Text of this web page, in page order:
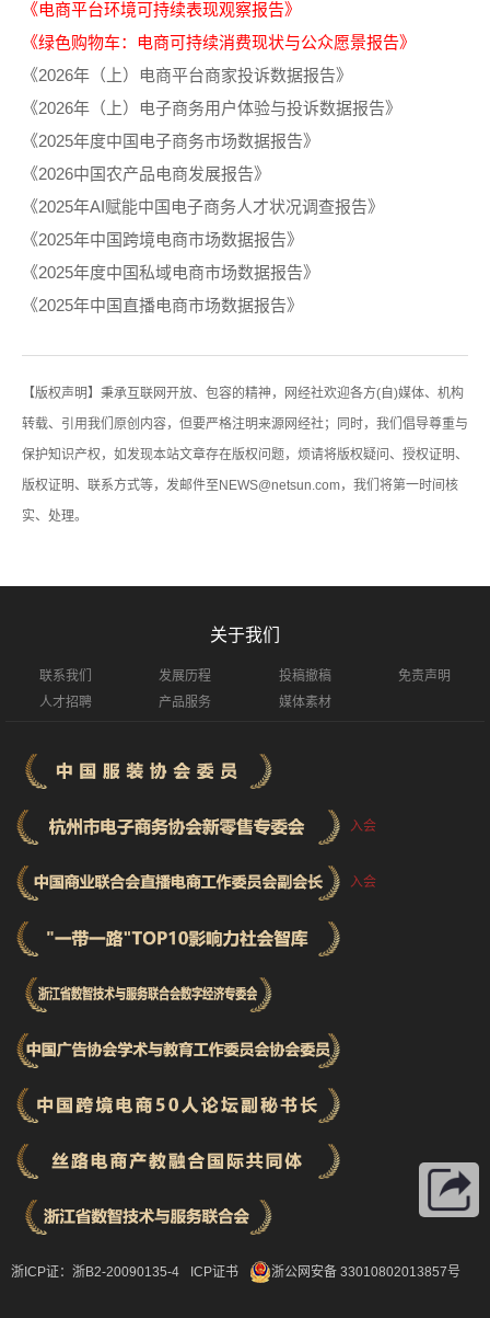
《电商平台环境可持续表现观察报告》
《绿色购物车：电商可持续消费现状与公众愿景报告》
《2026年（上）电商平台商家投诉数据报告》
《2026年（上）电子商务用户体验与投诉数据报告》
《2025年度中国电子商务市场数据报告》
《2026中国农产品电商发展报告》
《2025年AI赋能中国电子商务人才状况调查报告》
《2025年中国跨境电商市场数据报告》
《2025年度中国私域电商市场数据报告》
《2025年中国直播电商市场数据报告》
【版权声明】秉承互联网开放、包容的精神，网经社欢迎各方(自)媒体、机构
转载、引用我们原创内容，但要严格注明来源网经社；同时，我们倡导尊重与
保护知识产权，如发现本站文章存在版权问题，烦请将版权疑问、授权证明、
版权证明、联系方式等，发邮件至NEWS@netsun.com，我们将第一时间核
实、处理。
关于我们
联系我们 发展历程 投稿撤稿
免责声明
人才招聘
产品服务 媒体素材
入会
入会
浙ICP证：浙B2-20090135-4 ICP证书 浙公网安备 33010802013857号